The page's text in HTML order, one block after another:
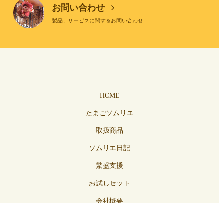
お問い合わせ
製品、サービスに関するお問い合わせ
HOME
たまごソムリエ
取扱商品
ソムリエ日記
繁盛支援
お試しセット
会社概要